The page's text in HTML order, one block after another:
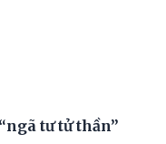
tư tử thần”